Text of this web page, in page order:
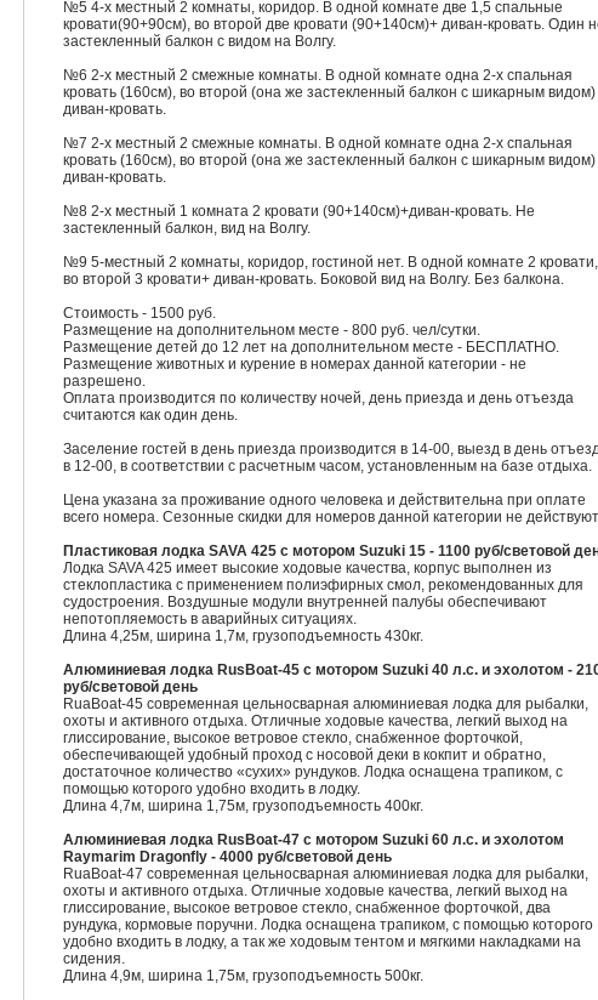
№5 4-х местный 2 комнаты, коридор. В одной комнате две 1,5 спальные
кровати(90+90см), во второй две кровати (90+140см)+ диван-кровать. Один
застекленный балкон с видом на Волгу.
№6 2-х местный 2 смежные комнаты. В одной комнате одна 2-х спальная
кровать (160см), во второй (она же застекленный балкон с шикарным видом)
диван-кровать.
№7 2-х местный 2 смежные комнаты. В одной комнате одна 2-х спальная
кровать (160см), во второй (она же застекленный балкон с шикарным видом)
диван-кровать.
№8 2-х местный 1 комната 2 кровати (90+140см)+диван-кровать. Не
застекленный балкон, вид на Волгу.
№9 5-местный 2 комнаты, коридор, гостиной нет. В одной комнате 2 кровати,
во второй 3 кровати+ диван-кровать. Боковой вид на Волгу. Без балкона.
Стоимость - 1500 руб.
Размещение на дополнительном месте - 800 руб. чел/сутки.
Размещение детей до 12 лет на дополнительном месте - БЕСПЛАТНО.
Размещение животных и курение в номерах данной категории - не
разрешено.
Оплата производится по количеству ночей, день приезда и день отъезда
считаются как один день.
Заселение гостей в день приезда производится в 14-00, выезд в день
в 12-00, в соответствии с расчетным часом, установленным на базе отдыха.
Цена указана за проживание одного человека и действительна при оплате
всего номера. Сезонные скидки для номеров данной категории не
Пластиковая лодка SAVA 425 с мотором Suzuki 15 - 1100 руб/световой
Лодка SAVA 425 имеет высокие ходовые качества, корпус выполнен из
стеклопластика с применением полиэфирных смол, рекомендованных для
судостроения. Воздушные модули внутренней палубы обеспечивают
непотопляемость в аварийных ситуациях.
Длина 4,25м, ширина 1,7м, грузоподъемность 430кг.
Алюминиевая лодка RusBoat-45 с мотором Suzuki 40 л.с. и эхолотом -
руб/световой день
RuaBoat-45 современная цельносварная алюминиевая лодка для рыбалки,
охоты и активного отдыха. Отличные ходовые качества, легкий выход на
глиссирование, высокое ветровое стекло, снабженное форточкой,
обеспечивающей удобный проход с носовой деки в кокпит и обратно,
достаточное количество «сухих» рундуков. Лодка оснащена трапиком, с
помощью которого удобно входить в лодку.
Длина 4,7м, ширина 1,75м, грузоподъемность 400кг.
Алюминиевая лодка RusBoat-47 с мотором Suzuki 60 л.с. и эхолотом
Raymarim Dragonfly - 4000 руб/световой день
RuaBoat-47 современная цельносварная алюминиевая лодка для рыбалки,
охоты и активного отдыха. Отличные ходовые качества, легкий выход на
глиссирование, высокое ветровое стекло, снабженное форточкой, два
рундука, кормовые поручни. Лодка оснащена трапиком, с помощью которого
удобно входить в лодку, а так же ходовым тентом и мягкими накладками на
сидения.
Длина 4,9м, ширина 1,75м, грузоподъемность 500кг.